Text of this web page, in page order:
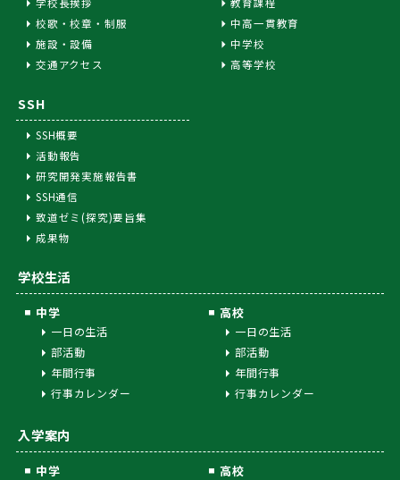
校歌・校章・制服
施設・設備
交通アクセス
中高一貫教育
中学校
高等学校
SSH
SSH概要
活動報告
研究開発実施報告書
SSH通信
致道ゼミ(探究)要旨集
成果物
学校生活
中学
一日の生活
部活動
年間行事
行事カレンダー
高校
一日の生活
部活動
年間行事
行事カレンダー
入学案内
中学 高校